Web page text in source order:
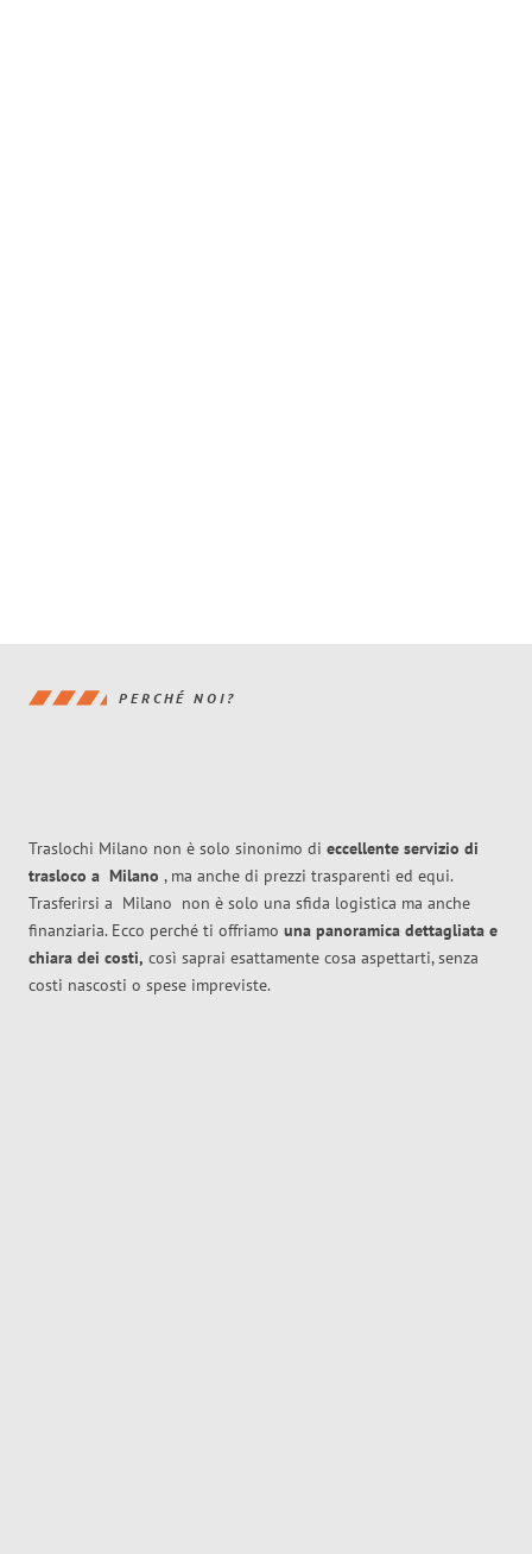
PERCHÉ NOI?
Traslochi Milano non è solo sinonimo di eccellente servizio di
trasloco a Milano , ma anche di prezzi trasparenti ed equi.
Trasferirsi a Milano non è solo una sfida logistica ma anche
finanziaria. Ecco perché ti offriamo una panoramica dettagliata e
chiara dei costi, così saprai esattamente cosa aspettarti, senza
costi nascosti o spese impreviste.